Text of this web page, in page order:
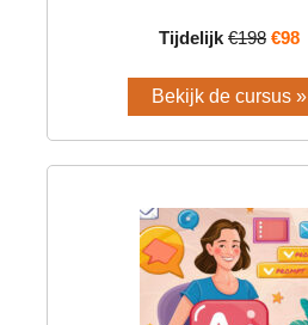
Tijdelijk €198 €98
Bekijk de cursus »